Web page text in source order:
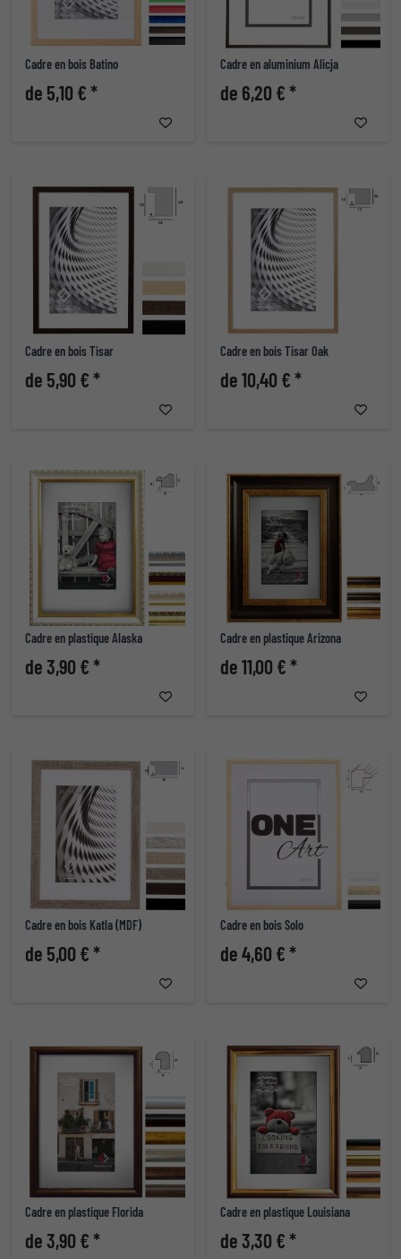
Cadre en bois Batino
de 5,10 € *
Cadre en aluminium Alicja
de 6,20 € *
Cadre en bois Tisar
de 5,90 € *
Cadre en bois Tisar Oak
de 10,40 € *
Cadre en plastique Alaska
de 3,90 € *
Cadre en plastique Arizona
de 11,00 € *
Cadre en bois Katla (MDF)
de 5,00 € *
Cadre en bois Solo
de 4,60 € *
Cadre en plastique Florida
de 3,90 € *
Cadre en plastique Louisiana
de 3,30 € *